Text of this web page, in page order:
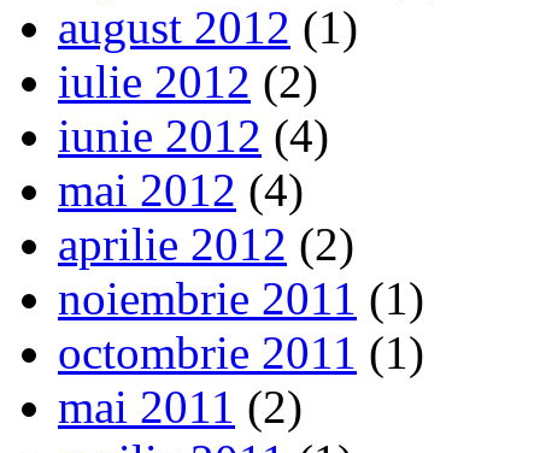
august 2012 (1)
iulie 2012 (2)
iunie 2012 (4)
mai 2012 (4)
aprilie 2012 (2)
noiembrie 2011 (1)
octombrie 2011 (1)
mai 2011 (2)